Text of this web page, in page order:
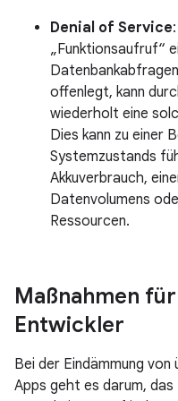
Denial of Service
„Funktionsaufruf“
offenlegt, kann
wiederholt eine
Dies kann zu einer
Systemzustands
Akkuverbrauch,
Datenvolumens
Ressourcen.
Maßnahmen
Entwickler
Bei der Eindämmung
Apps geht es darum,